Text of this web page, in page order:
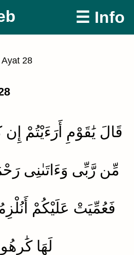
☰ Info
Ayat 28
قَالَ يَٰقَوْمِ أَرَءَيْتُمْ
مِّن رَّبِّى وَءَاتَىٰنِى
فَعُمِّيَتْ عَلَيْكُمْ
لَهَا